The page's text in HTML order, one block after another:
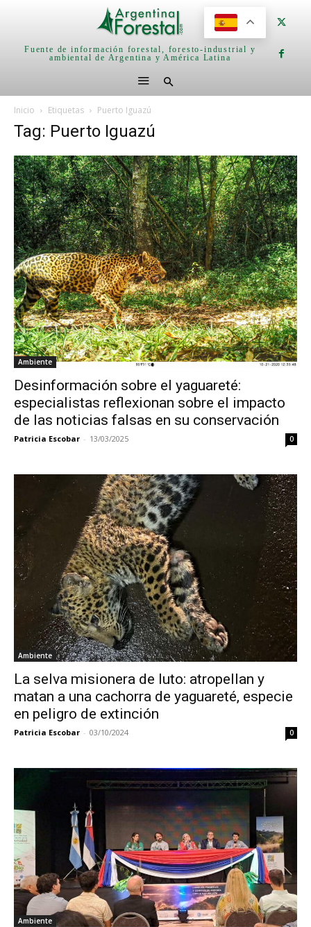
Fuente de información forestal, foresto-industrial y
ambiental de Argentina y América Latina
Inicio Etiquetas Puerto Iguazú
Tag: Puerto Iguazú
Ambiente
Desinformación sobre el yaguareté:
especialistas reflexionan sobre el impacto
de las noticias falsas en su conservación
Patricia Escobar - 13/03/2025 0
Ambiente
La selva misionera de luto: atropellan y
matan a una cachorra de yaguareté, especie
en peligro de extinción
Patricia Escobar - 03/10/2024 0
Ambiente